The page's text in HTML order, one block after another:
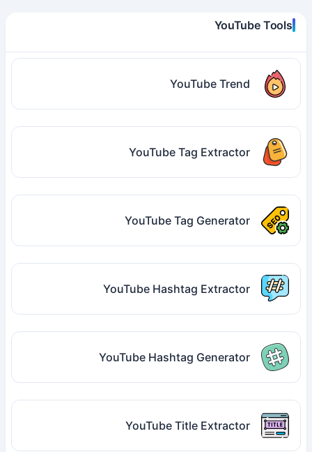
YouTube Tools
YouTube Trend
YouTube Tag Extractor
YouTube Tag Generator
YouTube Hashtag Extractor
YouTube Hashtag Generator
YouTube Title Extractor